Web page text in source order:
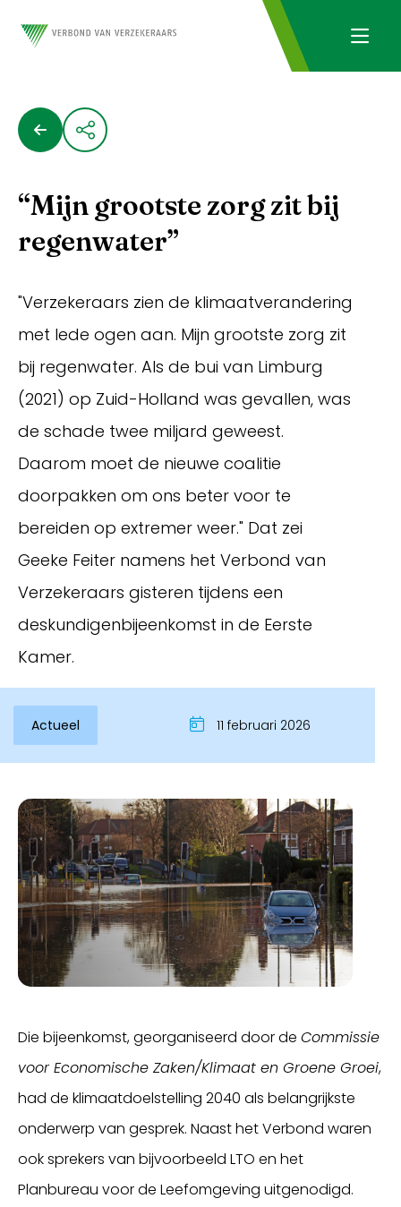
Inloggen
“Mijn grootste zorg zit bij
regenwater”
"Verzekeraars zien de klimaatverandering
met lede ogen aan. Mijn grootste zorg zit
bij regenwater. Als de bui van Limburg
(2021) op Zuid-Holland was gevallen, was
de schade twee miljard geweest.
Daarom moet de nieuwe coalitie
doorpakken om ons beter voor te
bereiden op extremer weer." Dat zei
Geeke Feiter namens het Verbond van
Verzekeraars gisteren tijdens een
deskundigenbijeenkomst in de Eerste
Kamer.
Actueel 11 februari 2026
Die bijeenkomst, georganiseerd door de Commissie
voor Economische Zaken/Klimaat en Groene Groei,
had de klimaatdoelstelling 2040 als belangrijkste
onderwerp van gesprek. Naast het Verbond waren
ook sprekers van bijvoorbeeld LTO en het
Planbureau voor de Leefomgeving uitgenodigd.